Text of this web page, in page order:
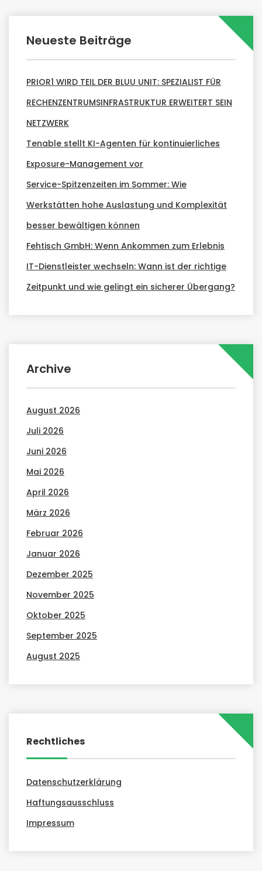
Neueste Beiträge
PRIOR1 WIRD TEIL DER BLUU UNIT: SPEZIALIST FÜR
RECHENZENTRUMSINFRASTRUKTUR ERWEITERT SEIN
NETZWERK
Tenable stellt KI-Agenten für kontinuierliches
Exposure-Management vor
Service-Spitzenzeiten im Sommer: Wie
Werkstätten hohe Auslastung und Komplexität
besser bewältigen können
Fehtisch GmbH: Wenn Ankommen zum Erlebnis
IT-Dienstleister wechseln: Wann ist der richtige
Zeitpunkt und wie gelingt ein sicherer Übergang?
Archive
August 2026
Juli 2026
Juni 2026
Mai 2026
April 2026
März 2026
Februar 2026
Januar 2026
Dezember 2025
November 2025
Oktober 2025
September 2025
August 2025
Rechtliches
Datenschutzerklärung
Haftungsausschluss
Impressum